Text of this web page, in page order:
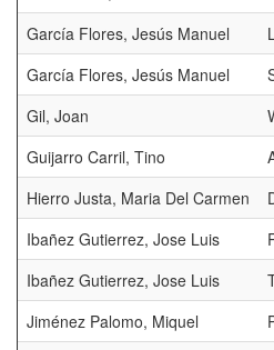
García Flores, Jesús Manuel
García Flores, Jesús Manuel
Gil, Joan
Guijarro Carril, Tino
Hierro Justa, Maria Del Carmen
Ibañez Gutierrez, Jose Luis
Ibañez Gutierrez, Jose Luis
Jiménez Palomo, Miquel